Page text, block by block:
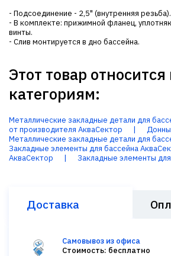
- Подсоединение - 2,5" (внутренняя резьба).
- В комплекте: прижимной фланец,
винты.
- Слив монтируется в дно бассейна.
Этот товар относится
категориям:
Металлические закладные детали для
от производителя АкваСектор
|
Металлические закладные детали для
Закладные элементы для бассейна
АкваСектор
| Закладные элементы
Доставка
Самовывоз из офиса
Стоимость: бесплатно